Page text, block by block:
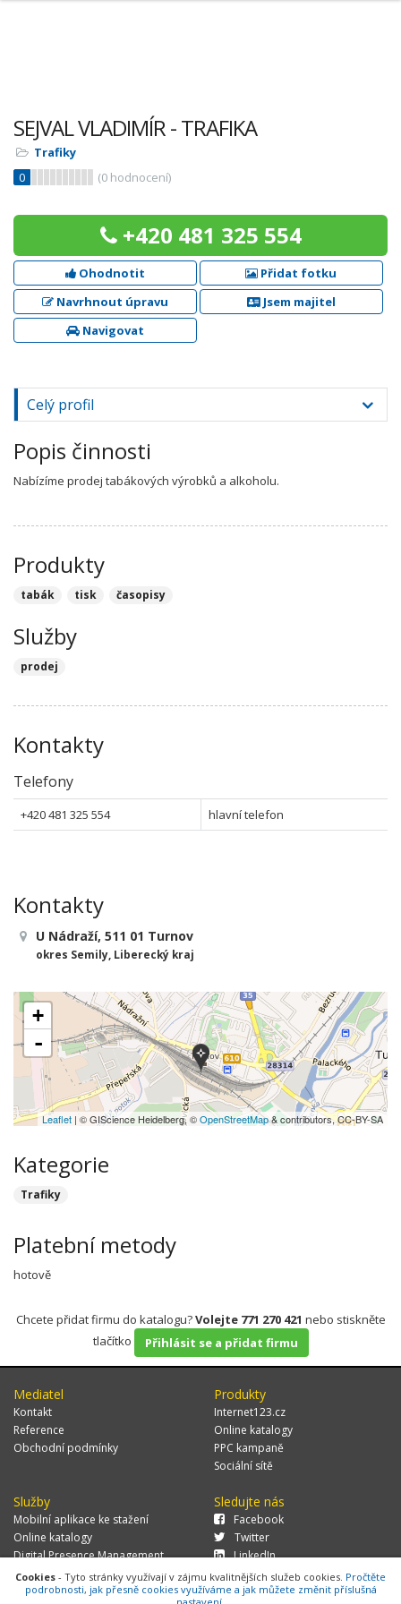
SEJVAL VLADIMÍR - TRAFIKA
Trafiky
0
(0 hodnocení)
+420 481 325 554
Ohodnotit
Přidat fotku
Navrhnout úpravu
Jsem majitel
Navigovat
Celý profil
Popis činnosti
Nabízíme prodej tabákových výrobků a alkoholu.
Produkty
tabák tisk časopisy
Služby
prodej
Kontakty
Telefony
+420 481 325 554 hlavní telefon
Kontakty
U Nádraží, 511 01 Turnov
okres Semily, Liberecký kraj
+
-
Leaflet | © GIScience Heidelberg, ©OpenStreetMap& contributors, CC-BY-SA
Kategorie
Trafiky
Platební metody
hotově
Chcete přidat firmu do katalogu?Volejte 771 270 421 nebo stiskněte
tlačítko
Přihlásit se a přidat firmu
Mediatel
Kontakt
Reference
Obchodní podmínky
Produkty
Internet123.cz
Online katalogy
PPC kampaně
Sociální sítě
Služby
Mobilní aplikace ke stažení
Online katalogy
Digital Presence Management
Více zákazníků
Sledujte nás
Facebook
Twitter
LinkedIn
Cookies - Tyto stránky využívají v zájmu kvalitnějších služeb cookies. Pročtěte
podrobnosti, jak přesně cookies využíváme a jak můžete změnit příslušná